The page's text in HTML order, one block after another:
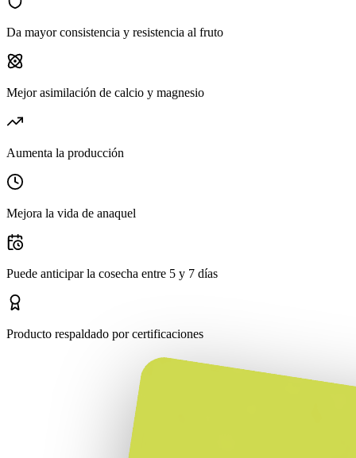
Da mayor consistencia y resistencia al fruto
Mejor asimilación de calcio y magnesio
Aumenta la producción
Mejora la vida de anaquel
Puede anticipar la cosecha entre 5 y 7 días
Producto respaldado por certificaciones